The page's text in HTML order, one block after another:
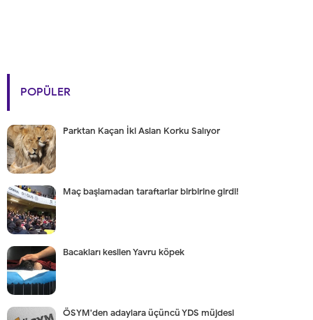
POPÜLER
Parktan Kaçan İki Aslan Korku Salıyor
Maç başlamadan taraftarlar birbirine girdi!
Bacakları kesilen Yavru köpek
ÖSYM'den adaylara üçüncü YDS müjdesi